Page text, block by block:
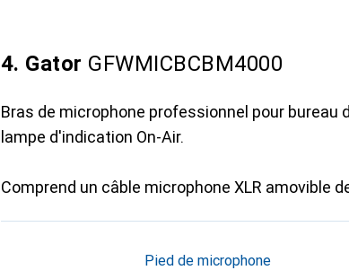
4. Gator GFWMICBCBM4000
Bras de microphone professionnel pour
lampe d'indication On-Air.
Comprend un câble microphone XLR amovible
Pied de microphone